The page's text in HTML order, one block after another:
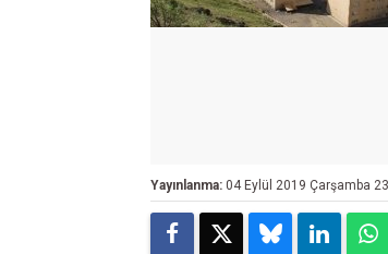
Yayınlanma: 04 Eylül 2019 Çarşamba